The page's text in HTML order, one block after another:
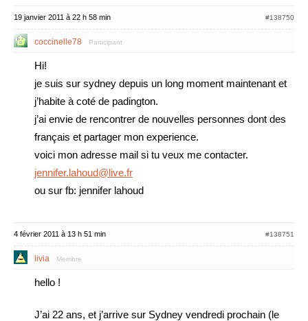
19 janvier 2011 à 22 h 58 min #138750
coccinelle78 Participant
Hi!
je suis sur sydney depuis un long moment maintenant et
j’habite à coté de padington.
j’ai envie de rencontrer de nouvelles personnes dont des
français et partager mon experience.
voici mon adresse mail si tu veux me contacter.
jennifer.lahoud@live.fr
ou sur fb: jennifer lahoud
4 février 2011 à 13 h 51 min #138751
livia Membre
hello !
J’ai 22 ans, et j’arrive sur Sydney vendredi prochain (le